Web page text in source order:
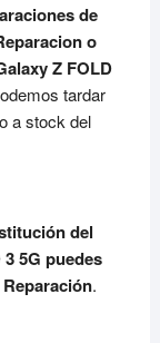
de
o
Z FOLD
tardar
a stock del
del
3 5Gpuedes
.